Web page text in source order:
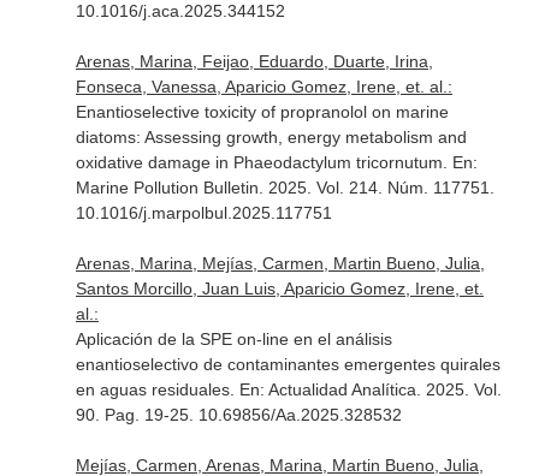
10.1016/j.aca.2025.344152
Arenas, Marina, Feijao, Eduardo, Duarte, Irina,
Fonseca, Vanessa, Aparicio Gomez, Irene, et. al.:
Enantioselective toxicity of propranolol on marine
diatoms: Assessing growth, energy metabolism and
oxidative damage in Phaeodactylum tricornutum. En:
Marine Pollution Bulletin . 2025. Vol. 214. Núm. 117751.
10.1016/j.marpolbul.2025.117751
Arenas, Marina, Mejías, Carmen, Martin Bueno, Julia,
Santos Morcillo, Juan Luis, Aparicio Gomez, Irene, et.
al.:
Aplicación de la SPE on-line en el análisis
enantioselectivo de contaminantes emergentes quirales
en aguas residuales. En: Actualidad Analítica . 2025. Vol.
90. Pag. 19-25. 10.69856/Aa.2025.328532
Mejías, Carmen, Arenas, Marina, Martin Bueno, Julia,